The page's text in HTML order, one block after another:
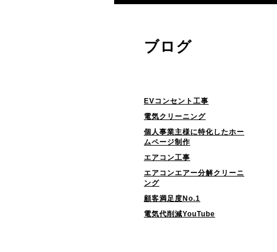
EVコンセント工事
電気クリーニング
個人事業主様に特化したホー
ムページ制作
エアコン工事
エアコンエアー分解クリーニ
ング
顧客満足度No.1
電気代削減YouTube
ブログ